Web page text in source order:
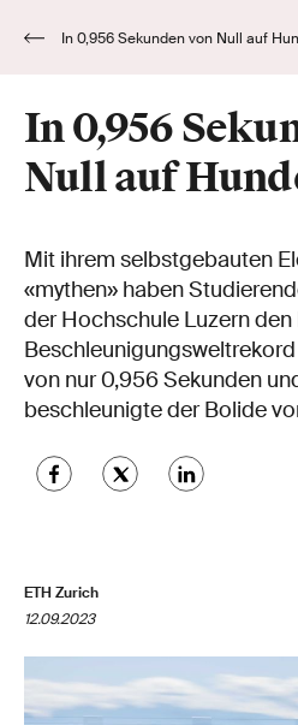
In 0,956 Sekunden von Null auf
In 0,956
Null auf
Mit ihrem selbstgebauten
«mythen» haben
der Hochschule Luzern
von nur 0,956 Sekunden
beschleunigte der Bolide
ETH Zurich
12.09.2023